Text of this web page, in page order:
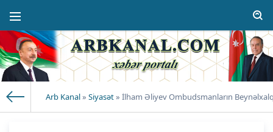
Arb Kanal» Siyasət» İlham Əliyev Ombudsmanların